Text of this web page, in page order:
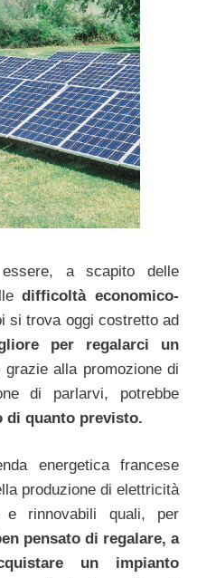
a scapito delle
difficoltà economico-
si trova oggi costretto ad
per regalarci un
alla promozione di
di parlarvi, potrebbe
di quanto previsto.
energetica francese
produzione di elettricità
rinnovabili quali, per
pensato di regalare, a
un impianto